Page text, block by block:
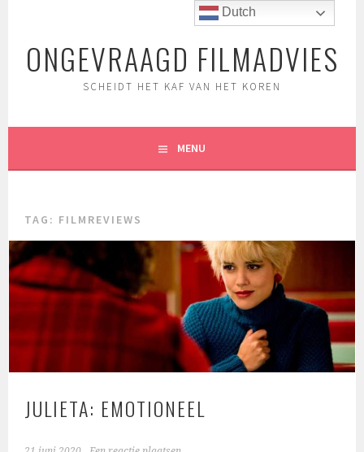
inhoudONGEVRAAGD FILMADVIES
SCHEIDT HET KAF VAN HET KOREN
MENU
TAG: FILMREVIEWS
JULIETA: EMOTIONEEL
Dutch